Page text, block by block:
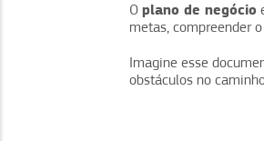
O plano de negócio
metas, compreender
Imagine esse
obstáculos no